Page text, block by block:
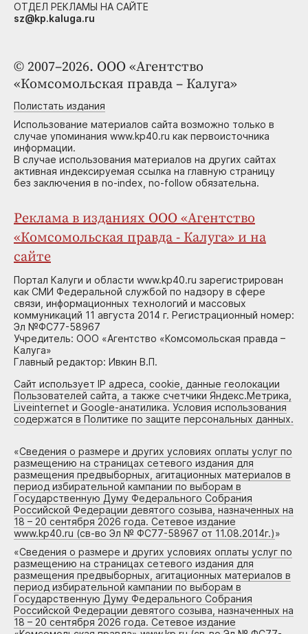
© 2007–2026. ООО «Агентство
«Комсомольская правда – Калуга»
Полистать издания
Использование материалов сайта возможно только в
случае упоминания www.kp40.ru как первоисточника
информации.
В случае использования материалов на других сайтах
активная индексируемая ссылка на главную страницу
без заключения в no-index, no-follow обязательна.
Реклама в изданиях ООО «Агентство
«Комсомольская правда - Калуга» и на
сайте
Портал Калуги и области www.kp40.ru зарегистрирован
как СМИ Федеральной службой по надзору в сфере
связи, информационных технологий и массовых
коммуникаций 11 августа 2014 г. Регистрационный номер:
Эл №ФС77-58967
Учредитель: ООО «Агентство «Комсомольская правда –
Калуга»
Главный редактор: Ивкин В.П.
Сайт использует IP адреса, cookie, данные геолокации
Пользователей сайта, а также счетчики Яндекс.Метрика,
Liveinternet и Google-анатилика. Условия использования
содержатся в Политике по защите персональных данных.
«Сведения о размере и других условиях оплаты услуг по
размещению на страницах сетевого издания для
размещения предвыборных, агитационных материалов в
период избирательной кампании по выборам в
Государственную Думу Федерального Собрания
Российской Федерации девятого созыва, назначенных на
18 – 20 сентября 2026 года. Сетевое издание
www.kp40.ru (св-во Эл № ФС77-58967 от 11.08.2014г.)»
«Сведения о размере и других условиях оплаты услуг по
размещению на страницах сетевого издания для
размещения предвыборных, агитационных материалов в
период избирательной кампании по выборам в
Государственную Думу Федерального Собрания
Российской Федерации девятого созыва, назначенных на
18 – 20 сентября 2026 года. Сетевое издание
ОТДЕЛ РЕКЛАМЫ НА САЙТЕ
sz@kp.kaluga.ru